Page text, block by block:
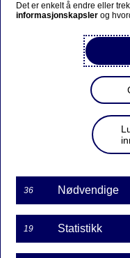
Det er enkelt å endre eller
informasjonskapsler og
36 Nødvendige
19 Statistikk